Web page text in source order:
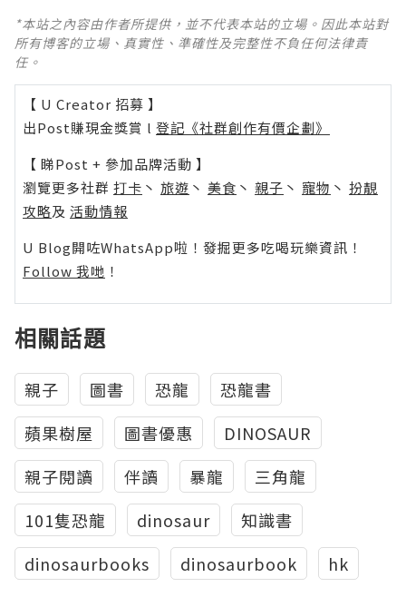
*本站之內容由作者所提供，並不代表本站的立場。因此本站對
所有博客的立場、真實性、準確性及完整性不負任何法律責
任。
【 U Creator 招募 】
出Post賺現金獎賞 l 登記《社群創作有價企劃》
【 睇Post + 參加品牌活動 】
瀏覽更多社群 打卡 丶 旅遊 丶 美食 丶 親子 丶 寵物 丶 扮靚
攻略及 活動情報
U Blog開咗WhatsApp啦！發掘更多吃喝玩樂資訊！
Follow 我哋 ！
相關話題
親子 圖書 恐龍
恐龍書
蘋果樹屋
圖書優惠
DINOSAUR
親子閱讀
伴讀 暴龍
三角龍
101隻恐龍
dinosaur
知識書
dinosaurbooks
dinosaurbook hk